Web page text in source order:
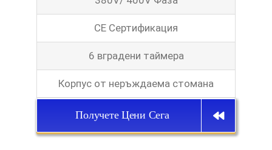
CE Сертификация
6 вградени таймера
Корпус от неръждаема стомана
Получете Цени Сега